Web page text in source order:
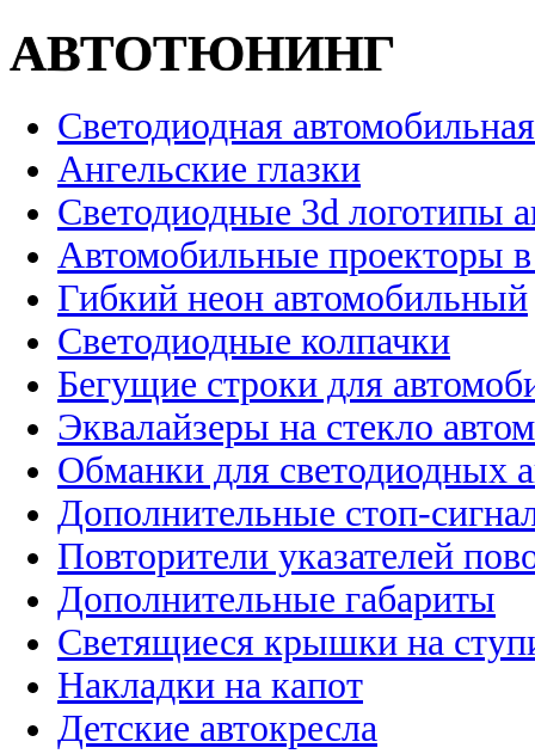
АВТОТЮНИНГ
Светодиодная
Ангельские глазки
Светодиодные 3d логотипы
Автомобильные проекторы
Гибкий неон автомобильный
Светодиодные колпачки
Бегущие строки для
Эквалайзеры на стекло
Обманки для светодиодных
Дополнительные стоп-
Повторители указателей
Дополнительные габариты
Светящиеся крышки на
Накладки на капот
Детские автокресла